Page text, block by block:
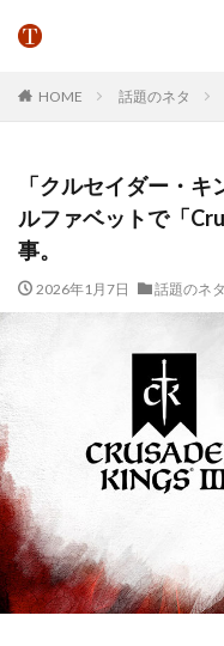
HOME 話題のネタ
「クルセイダー・
ルファベットで「
事。
2026年1月7日 話題のネタ